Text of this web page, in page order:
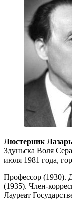
Люстерник
Здуньска Воля
июля 1981 года,
Профессор (1930).
(1935). Член-
Лауреат